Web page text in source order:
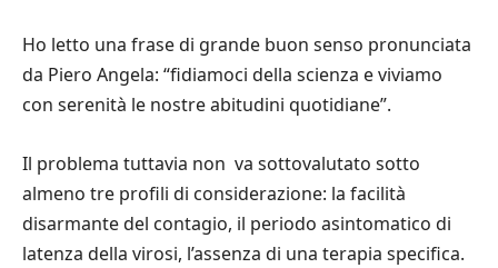
Ho letto una frase di grande buon senso pronunciata
da Piero Angela: “fidiamoci della scienza e viviamo
con serenità le nostre abitudini quotidiane”.
Il problema tuttavia non va sottovalutato sotto
almeno tre profili di considerazione: la facilità
disarmante del contagio, il periodo asintomatico di
latenza della virosi, l’assenza di una terapia specifica.